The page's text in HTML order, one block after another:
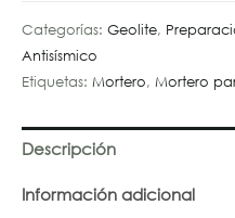
Categorías: Geolite,
Antisísmico
Etiquetas: Mortero, Mortero
Descripción
Información adicional